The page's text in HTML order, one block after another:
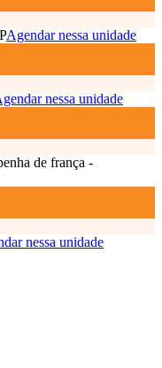
Agendar nessa unidade
nessa unidade
de frança -
nessa unidade